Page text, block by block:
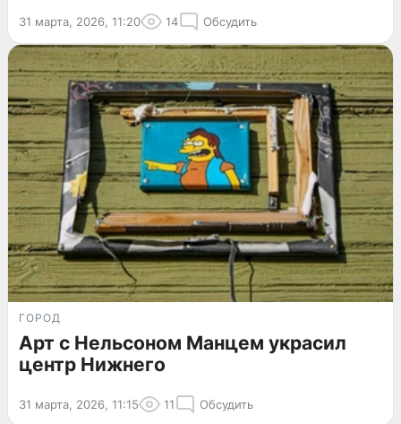
31 марта, 2026, 11:20 14 Обсудить
ГОРОД
Арт с Нельсоном Манцем украсил
центр Нижнего
31 марта, 2026, 11:15 11 Обсудить